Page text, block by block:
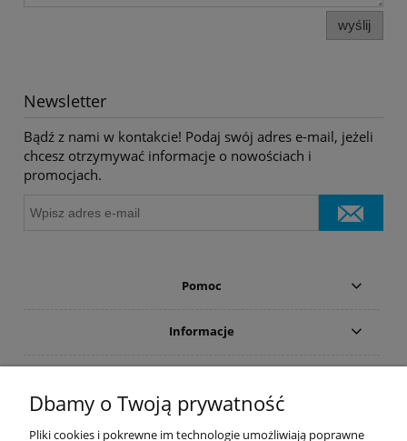
wyślij
Newsletter
Bądź z nami w kontakcie! Podaj swój adres e-mail, jeżeli
chcesz otrzymywać informacje o nowościach i
promocjach.
Pomoc
Informacje
Dbamy o Twoją prywatność
Pliki cookies i pokrewne im technologie umożliwiają poprawne